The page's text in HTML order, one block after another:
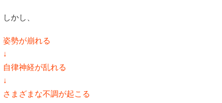
しかし、
姿勢が崩れる
↓
自律神経が乱れる
↓
さまざまな不調が起こる